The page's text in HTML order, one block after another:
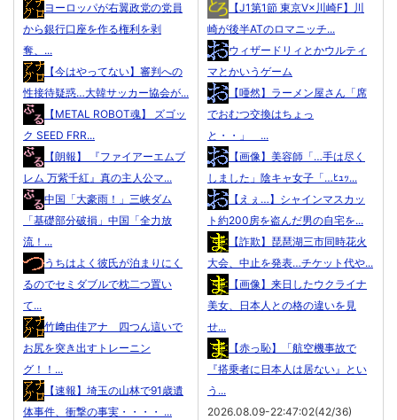
ヨーロッパが右翼政党の党員
から銀行口座を作る権利を剥
奪、...
【今はやってない】審判への
性接待疑惑…大韓サッカー協会が...
【METAL ROBOT魂】 ズゴッ
ク SEED FRR...
【朗報】 『ファイアーエムブ
レム 万紫千紅』真の主人公マ...
中国「大豪雨！」三峡ダム
「基礎部分破損」中国「全力放
流！...
うちはよく彼氏が泊まりにく
るのでセミダブルで枕二つ置い
て...
竹﨑由佳アナ 四つん這いで
お尻を突き出すトレーニン
グ！！...
【速報】埼玉の山林で91歳遺
体事件、衝撃の事実・・・・ ...
【J1第1節 東京V×川崎F】川
崎が後半ATのロマニッチ...
ウィザードリィとかウルティ
マとかいうゲーム
【唖然】ラーメン屋さん「席
でおむつ交換はちょっ
と・・」 ...
【画像】美容師「…手は尽く
しました」陰キャ女子「…ﾋｭｯ...
【えぇ…】シャインマスカッ
ト約200房を盗んだ男の自宅を...
【詐欺】琵琶湖三市同時花火
大会、中止を発表…チケット代や...
【画像】来日したウクライナ
美女、日本人との格の違いを見
せ...
【赤っ恥】「航空機事故で
『搭乗者に日本人は居ない』とい
う...
2026.08.09-22:47:02(42/36)